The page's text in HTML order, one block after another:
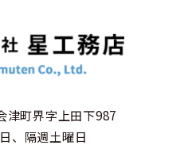
津町界字上田下987
、隔週土曜日